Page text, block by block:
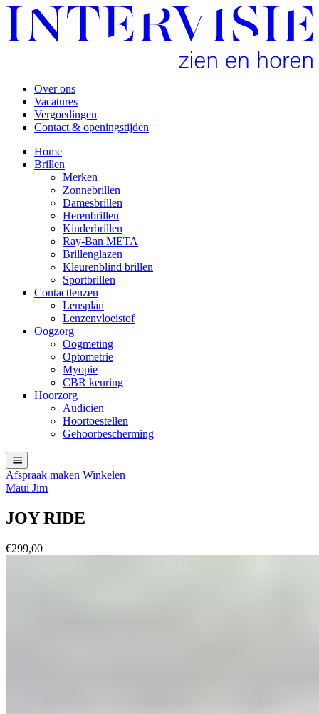
Over ons
Vacatures
Vergoedingen
Contact & openingstijden
Home
Brillen
Merken
Zonnebrillen
Damesbrillen
Herenbrillen
Kinderbrillen
Ray-Ban META
Brillenglazen
Kleurenblind brillen
Sportbrillen
Contactlenzen
Lensplan
Lenzenvloeistof
Oogzorg
Oogmeting
Optometrie
Myopie
CBR keuring
Hoorzorg
Audicien
Hoortoestellen
Gehoorbescherming
Afspraak maken Winkelen
Maui Jim
JOY RIDE
€299,00